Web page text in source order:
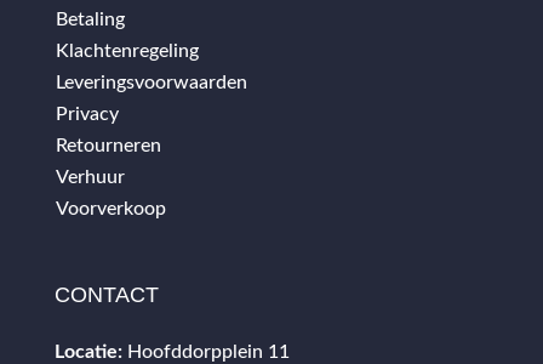
Betaling
Klachtenregeling
Leveringsvoorwaarden
Privacy
Retourneren
Verhuur
Voorverkoop
CONTACT
Locatie: Hoofddorpplein 11